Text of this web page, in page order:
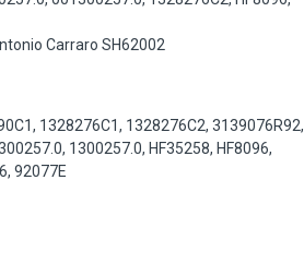
Carraro SH62002
1328276C1, 1328276C2, 3139076R92,
1300257.0, HF35258, HF8096,
92077E